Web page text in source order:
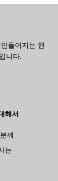
들어지는 핸
니다.
해서
께
는